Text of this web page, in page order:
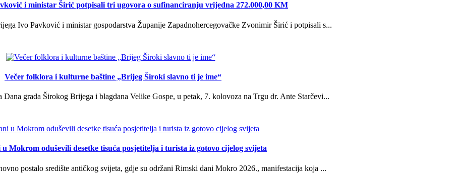
i ministar Širić potpisali tri ugovora o sufinanciranju vrijedna 272.000,00 KM
Ivo Pavković i ministar gospodarstva Županije Zapadnohercegovačke Zvonimir Širić i potpisali s...
Večer folklora i kulturne baštine „Brijeg Široki slavno ti je ime“
grada Širokog Brijega i blagdana Velike Gospe, u petak, 7. kolovoza na Trgu dr. Ante Starčevi...
Mokrom oduševili desetke tisuća posjetitelja i turista iz gotovo cijelog svijeta
postalo središte antičkog svijeta, gdje su održani Rimski dani Mokro 2026., manifestacija koja ...